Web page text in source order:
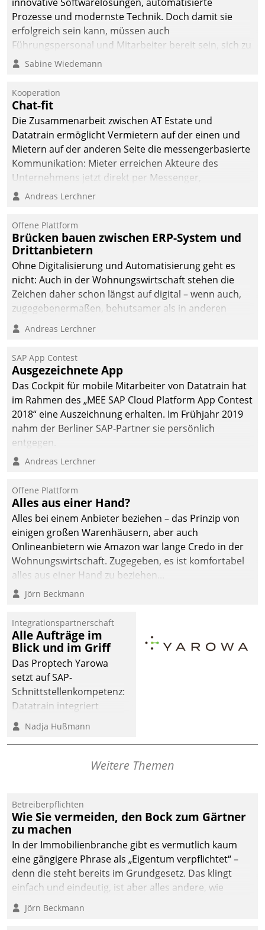
Prozesse und modernste Technik. Doch damit sie
erfolgreich sein kann, müssen auch
Führungspersonal und Mitarbeiter bereit sein, sich zu
verändern und anzupassen, sonst werden sie an ihr
Sabine Wiedemann
Kooperation
Chat-fit
Die Zusammenarbeit zwischen AT Estate und
Datatrain ermöglicht Vermietern auf der einen und
Mietern auf der anderen Seite die messengerbasierte
Kommunikation: Mieter erreichen Akteure des
Unternehmens jetzt direkt per Messenger,
Mitarbeiter oder Dienstleister empfangen oder
Andreas Lerchner
Offene Plattform
Brücken bauen zwischen ERP-System und
Drittanbietern
Ohne Digitalisierung und Automatisierung geht es
nicht: Auch in der Wohnungswirtschaft stehen die
Zeichen daher schon längst auf digital – wenn auch,
zugegebenermaßen, behutsamer als in anderen
Branchen.
Andreas Lerchner
SAP App Contest
Ausgezeichnete App
Das Cockpit für mobile Mitarbeiter von Datatrain hat
im Rahmen des „MEE SAP Cloud Platform App Contest
2018“ eine Auszeichnung erhalten. Im Frühjahr 2019
nahm der Berliner SAP-Partner sie persönlich
entgegen.
Andreas Lerchner
Offene Plattform
Alles aus einer Hand?
Alles bei einem Anbieter beziehen – das Prinzip von
einigen großen Warenhäusern, aber auch
Onlineanbietern wie Amazon war lange Credo in der
Wohnungswirtschaft. Zugegeben, es ist komfortabel
alles aus einer Hand zu beziehen...
Jörn Beckmann
Integrationspartnerschaft
Alle Aufträge im
Blick und im Griff
Das Proptech Yarowa
setzt auf SAP-
Schnittstellenkompetenz:
Datatrain integriert
Yarowas Portal zur
Vergabe und Verwaltung
von Aufträgen der
deutscher
Wohnungsunternehmen
– und beschleunigt damit
den Weg vom
Mieteranliegen zum
Dienstleisterauftrag.
Nadja Hußmann
Weitere Themen
Betreiberpflichten
Wie Sie vermeiden, den Bock zum Gärtner
zu machen
In der Immobilienbranche gibt es vermutlich kaum
eine gängigere Phrase als „Eigentum verpflichtet“ –
denn die steht bereits im Grundgesetz. Das klingt
einfach und eindeutig, ist aber alles andere, wie
Branchenbeschäftigte wissen. Denn mit der
Verantwortung folgen Verpflichtungen.
Jörn Beckmann